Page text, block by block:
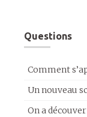
Questions
Comment
Un nouveau
On a